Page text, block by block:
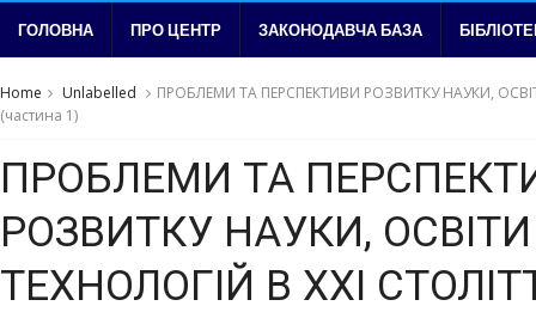
ГОЛОВНА ПРО ЦЕНТР ЗАКОНОДАВЧА БАЗА
Home Unlabelled
ПРОБЛЕМИ ТА ПЕРСПЕКТИВИ РОЗВИТКУ НАУКИ,
(частина 1)
ПРОБЛЕМИ ТА
РОЗВИТКУ НАУКИ, ОСВІТИ
ТЕХНОЛОГІЙ В ХХІ